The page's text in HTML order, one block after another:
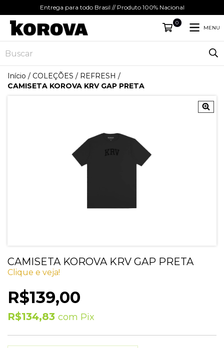
Entrega para todo Brasil // Produto 100% Nacional
0
MENU
Início / COLEÇÕES / REFRESH /
CAMISETA KOROVA KRV GAP PRETA
CAMISETA KOROVA KRV GAP PRETA
Clique e veja!
R$139,00
R$134,83 com Pix